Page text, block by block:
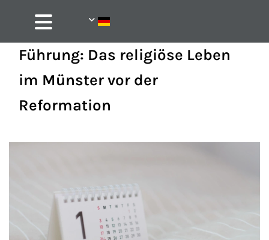
Führung: Das religiöse Leben
im Münster vor der
Reformation